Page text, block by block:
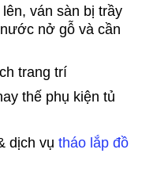
ván sàn bị trầy
nở gỗ và cần
trang trí
thế phụ kiện tủ
dịch vụ tháo lắp đồ